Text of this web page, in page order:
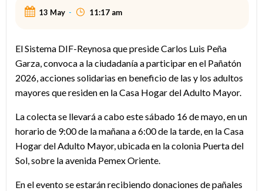
13 May - 11:17 am
El Sistema DIF-Reynosa que preside Carlos Luis Peña
Garza, convoca a la ciudadanía a participar en el Pañatón
2026, acciones solidarias en beneficio de las y los adultos
mayores que residen en la Casa Hogar del Adulto Mayor.
La colecta se llevará a cabo este sábado 16 de mayo, en un
horario de 9:00 de la mañana a 6:00 de la tarde, en la Casa
Hogar del Adulto Mayor, ubicada en la colonia Puerta del
Sol, sobre la avenida Pemex Oriente.
En el evento se estarán recibiendo donaciones de pañales